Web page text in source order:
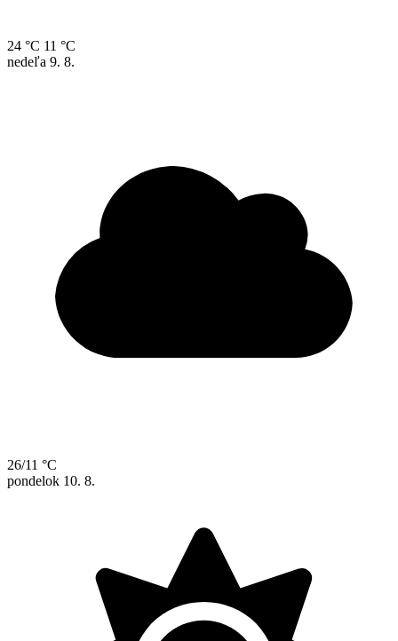
24 °C 11 °C
nedeľa 9. 8.
26/11 °C
pondelok 10. 8.